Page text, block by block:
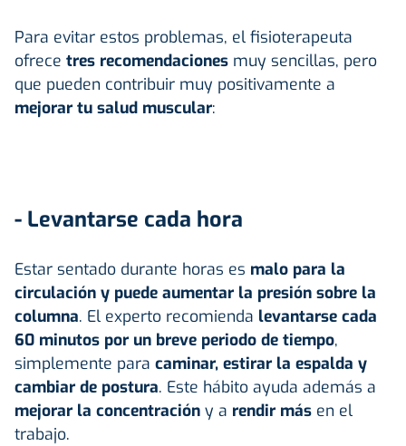
Para evitar estos problemas, el fisioterapeuta
ofrece tres recomendaciones muy sencillas, pero
que pueden contribuir muy positivamente a
mejorar tu salud muscular:
- Levantarse cada hora
Estar sentado durante horas es malo para la
circulación y puede aumentar la presión sobre la
columna. El experto recomienda levantarse cada
60 minutos por un breve periodo de tiempo,
simplemente para caminar, estirar la espalda y
cambiar de postura. Este hábito ayuda además a
mejorar la concentración y a rendir más en el
trabajo.